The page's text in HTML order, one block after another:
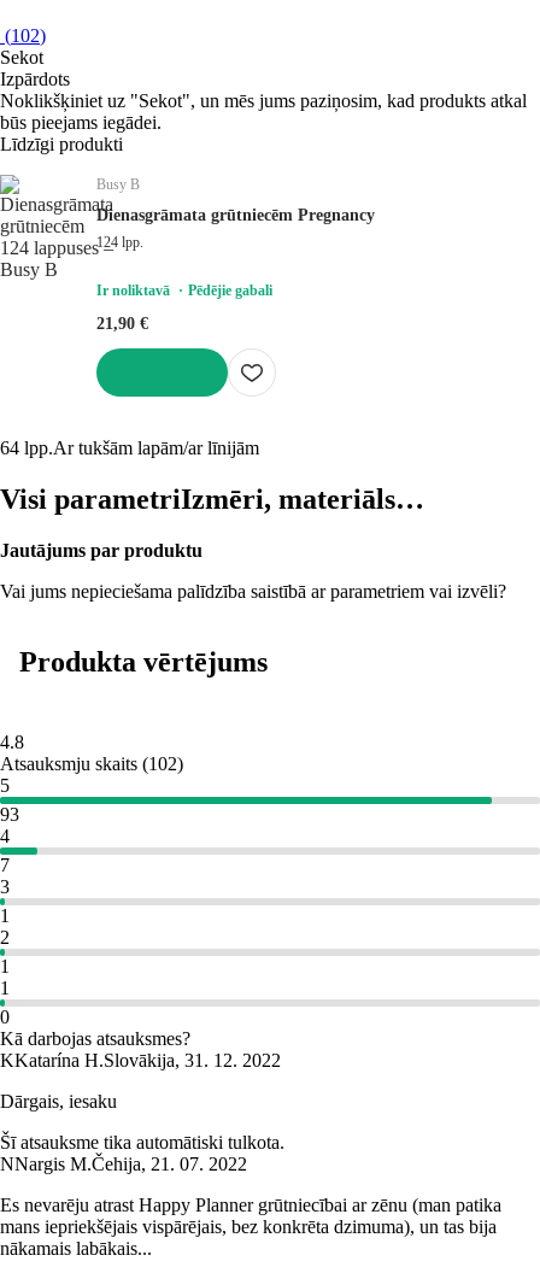
(102)
Sekot
Izpārdots
Noklikšķiniet uz "Sekot", un mēs jums paziņosim, kad produkts atkal
būs pieejams iegādei.
Līdzīgi produkti
Busy B
Dienasgrāmata grūtniecēm Pregnancy
124 lpp.
Ir noliktavā Pēdējie gabali
21,90 €
64 lpp.Ar tukšām lapām/ar līnijām
Visi parametriIzmēri, materiāls…
Jautājums par produktu
Vai jums nepieciešama palīdzība saistībā ar parametriem vai izvēli?
Produkta vērtējums
4.8
Atsauksmju skaits (102)
5
93
4
7
3
1
2
1
1
0
Kā darbojas atsauksmes?
KKatarína H.Slovākija, 31. 12. 2022
Dārgais, iesaku
Šī atsauksme tika automātiski tulkota.
NNargis M.Čehija, 21. 07. 2022
Es nevarēju atrast Happy Planner grūtniecībai ar zēnu (man patika
mans iepriekšējais vispārējais, bez konkrēta dzimuma), un tas bija
nākamais labākais...